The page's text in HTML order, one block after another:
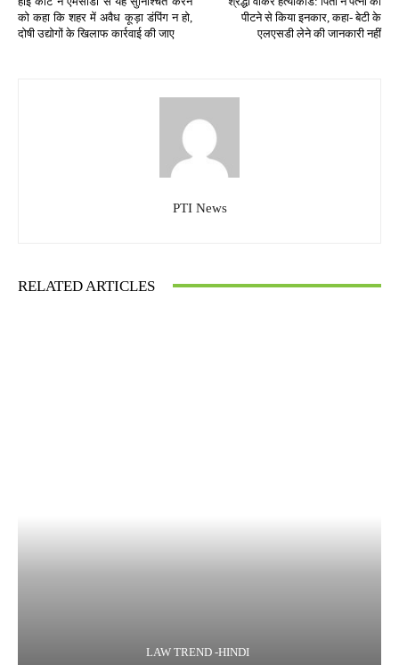
को कहा कि शहर में अवैध कूड़ा डंपिंग न हो,
दोषी उद्योगों के खिलाफ कार्रवाई की जाए
पीटने से किया इनकार, कहा- बेटी के
एलएसडी लेने की जानकारी नहीं
PTI News
RELATED ARTICLES
LAW TREND -HINDI